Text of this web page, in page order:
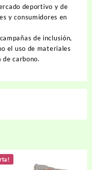
deportivo y de
y consumidores en
de inclusión,
el uso de materiales
de carbono.